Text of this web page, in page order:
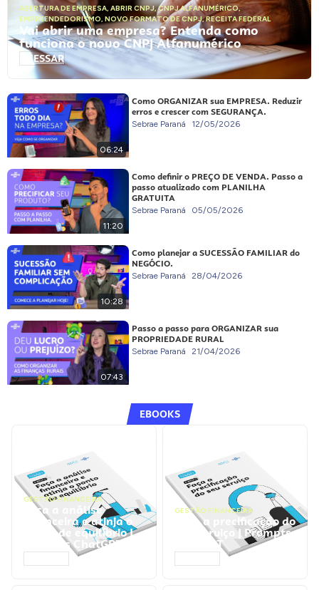
ABERTURA DE EMPRESA, ABRIR CNPJ,CNPJ ALFANUMÉRICO,
EMPREENDEDORISMO, NOVO FORMATO DE CNPJ,RECEITA FEDERAL
Vai abrir uma empresa? Entenda como
funciona o novo CNPJ Alfanumérico
ACESSAR
06:24
Como ORGANIZAR sua EMPRESA. Reduzir
erros e crescer com SEGURANÇA.
Sebrae Paraná 12/05/2026
11:20
Como definir o PREÇO DE VENDA. Passo a
passo atualizado com PLANILHA
GRATUITA
Sebrae Paraná 05/05/2026
10:28
Como planejar a SUCESSÃO FAMILIAR do
NEGÓCIO.
Sebrae Paraná 28/04/2026
07:43
Passo a passo para ORGANIZAR sua
PROPRIEDADE RURAL
Sebrae Paraná 21/04/2026
EBOOKS
GESTÃO FINANCEIRA
Faça a análise
financeira e atinja o
ponto de equilíbrio |
Prompts ChatGPT
GESTÃO FINANCEIRA
Faça a precificação do
seu serviço | Prompts
ChatGPT